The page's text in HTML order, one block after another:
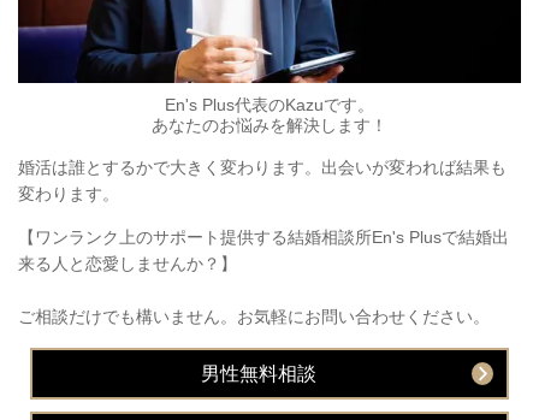
En's Plus代表のKazuです。
あなたのお悩みを解決します！​
婚活は誰とするかで大きく変わります。出会いが変われば結果も
変わります。
【ワンランク上のサポート提供する結婚相談所En's Plusで結婚出
来る人と恋愛しませんか？】
ご相談だけでも構いません。お気軽にお問い合わせください。
男性無料相談